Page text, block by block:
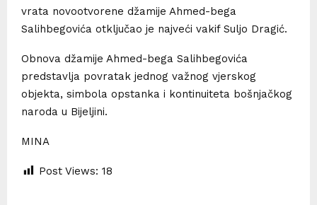
vrata novootvorene džamije Ahmed-bega
Salihbegovića otključao je najveći vakif Suljo Dragić.
Obnova džamije Ahmed-bega Salihbegovića
predstavlja povratak jednog važnog vjerskog
objekta, simbola opstanka i kontinuiteta bošnjačkog
naroda u Bijeljini.
MINA
Post Views: 18